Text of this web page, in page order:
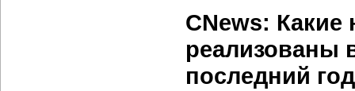
CNews:
реализованы
последний